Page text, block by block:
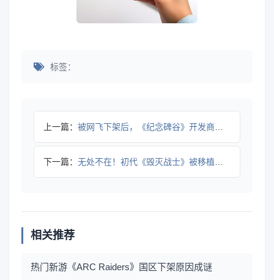
标签：
上一篇： 被网飞下架后，《纪念碑谷》开发商决心转为PC优先模式
下一篇： 无处不在！初代《毁灭战士》被移植到智能电压锅上
相关推荐
热门新游《ARC Raiders》国区下架原因成谜